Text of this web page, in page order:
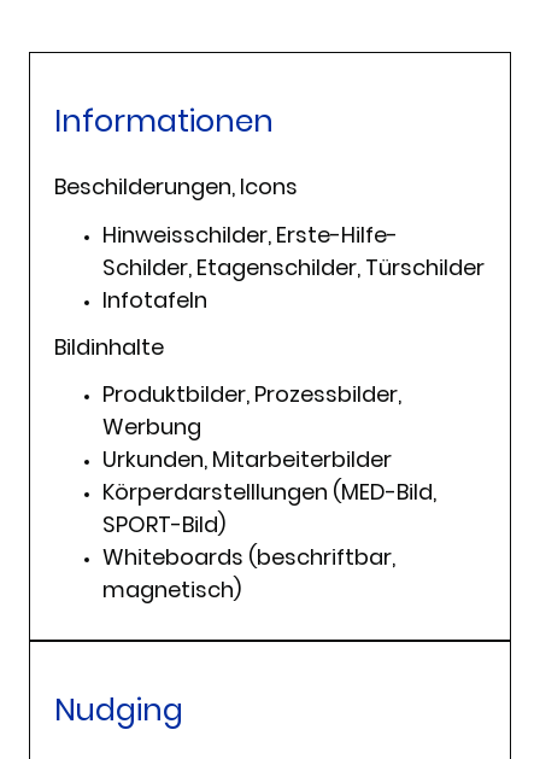
Informationen
Beschilderungen, Icons
Hinweisschilder, Erste-Hilfe-
Schilder, Etagenschilder, Türschilder
Infotafeln
Bildinhalte
Produktbilder, Prozessbilder,
Werbung
Urkunden, Mitarbeiterbilder
Körperdarstelllungen (MED-Bild,
SPORT-Bild)
Whiteboards (beschriftbar,
magnetisch)
Nudging